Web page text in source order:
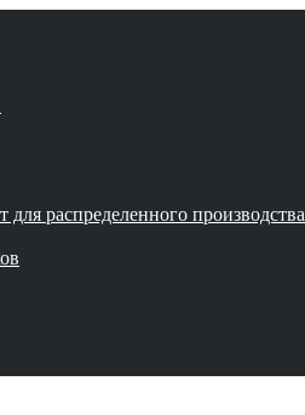
распределенного производства